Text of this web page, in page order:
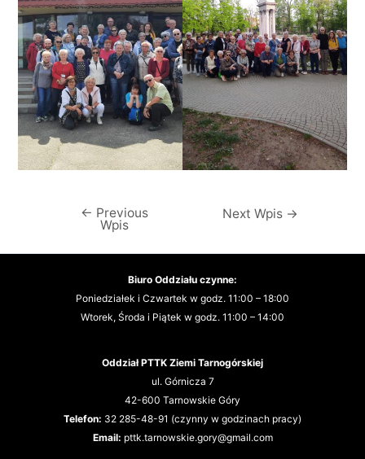
Nawigacja
← Previous
Wpis
Next Wpis →
Biuro Oddziału czynne:
Poniedziałek i Czwartek w godz. 11:00 – 18:00
Wtorek, Środa i Piątek w godz. 11:00 – 14:00
Oddział PTTK Ziemi Tarnogórskiej
ul. Górnicza 7
42-600 Tarnowskie Góry
Telefon: 32 285-48-91 (czynny w godzinach pracy)
Email: pttk.tarnowskie.gory@gmail.com